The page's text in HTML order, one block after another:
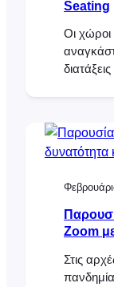
Seating
Οι
COVID-
χώρων
Zoom
Στις